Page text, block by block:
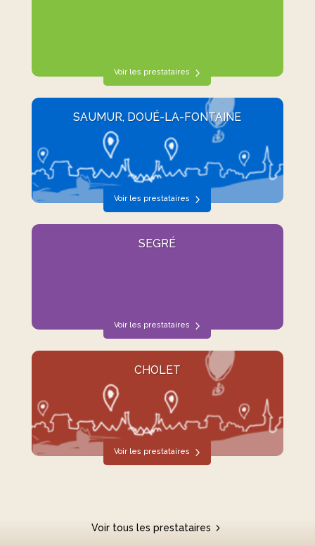
Voir les prestataires
SAUMUR, DOUÉ-LA-FONTAINE
Voir les prestataires
SEGRÉ
Voir les prestataires
CHOLET
Voir les prestataires
Voir tous les prestataires